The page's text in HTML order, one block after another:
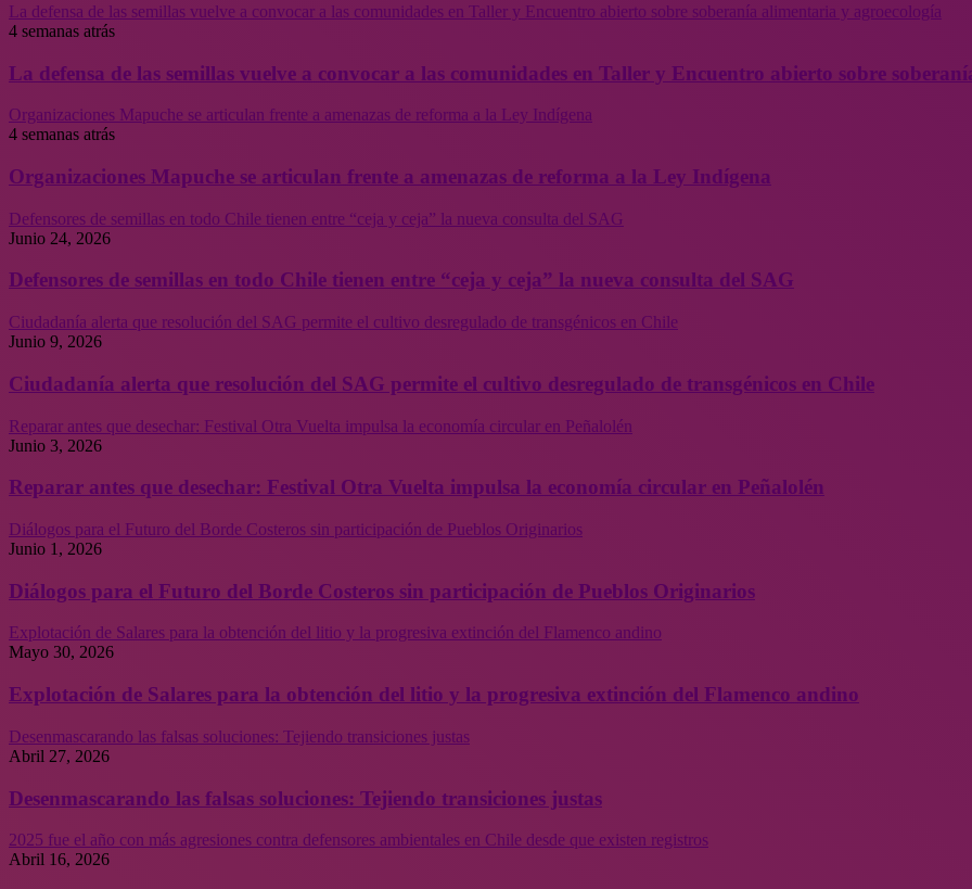
La defensa de las semillas vuelve a convocar a las comunidades en Taller y Encuentro abierto sobre soberanía alimentaria y agroecología
4 semanas atrás
La defensa de las semillas vuelve a convocar a las comunidades en Taller y Encuentro abierto sobre
Organizaciones Mapuche se articulan frente a amenazas de reforma a la Ley Indígena
4 semanas atrás
Organizaciones Mapuche se articulan frente a amenazas de reforma a la Ley Indígena
Defensores de semillas en todo Chile tienen entre “ceja y ceja” la nueva consulta del SAG
Junio 24, 2026
Defensores de semillas en todo Chile tienen entre “ceja y ceja” la nueva consulta del SAG
Ciudadanía alerta que resolución del SAG permite el cultivo desregulado de transgénicos en Chile
Junio 9, 2026
Ciudadanía alerta que resolución del SAG permite el cultivo desregulado de transgénicos en Chile
Reparar antes que desechar: Festival Otra Vuelta impulsa la economía circular en Peñalolén
Junio 3, 2026
Reparar antes que desechar: Festival Otra Vuelta impulsa la economía circular en Peñalolén
Diálogos para el Futuro del Borde Costeros sin participación de Pueblos Originarios
Junio 1, 2026
Diálogos para el Futuro del Borde Costeros sin participación de Pueblos Originarios
Explotación de Salares para la obtención del litio y la progresiva extinción del Flamenco andino
Mayo 30, 2026
Explotación de Salares para la obtención del litio y la progresiva extinción del Flamenco andino
Desenmascarando las falsas soluciones: Tejiendo transiciones justas
Abril 27, 2026
Desenmascarando las falsas soluciones: Tejiendo transiciones justas
2025 fue el año con más agresiones contra defensores ambientales en Chile desde que existen registros
Abril 16, 2026